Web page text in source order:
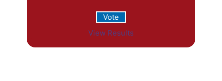
View Results